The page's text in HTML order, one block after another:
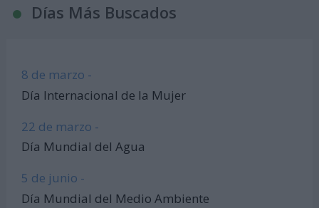
Días Más Buscados
8 de marzo -
Día Internacional de la Mujer
22 de marzo -
Día Mundial del Agua
5 de junio -
Día Mundial del Medio Ambiente